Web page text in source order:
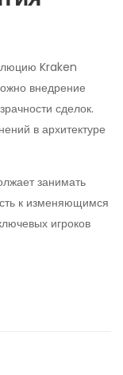
Kraken
внедрение
сделок.
в архитектуре
занимать
к изменяющимся
игроков